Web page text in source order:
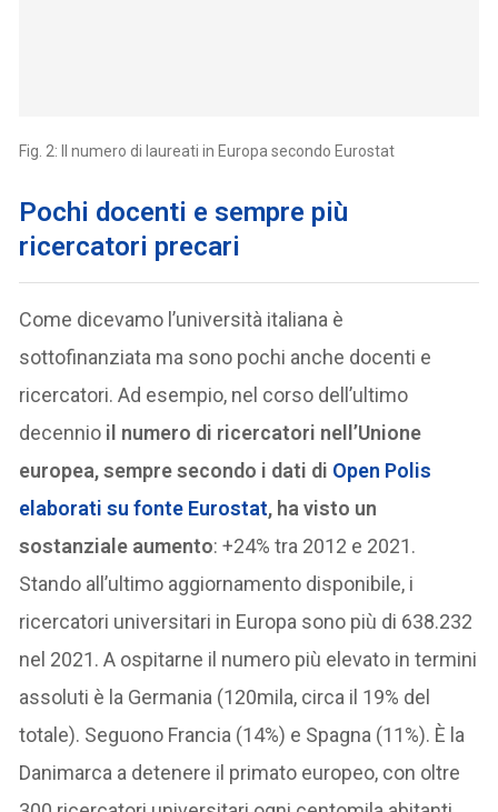
Fig. 2: Il numero di laureati in Europa secondo Eurostat
Pochi docenti e sempre più
ricercatori precari
Come dicevamo l’università italiana è
sottofinanziata ma sono pochi anche docenti e
ricercatori. Ad esempio, nel corso dell’ultimo
decennio il numero di ricercatori nell’Unione
europea, sempre secondo i dati di Open Polis
elaborati su fonte Eurostat, ha visto un
sostanziale aumento: +24% tra 2012 e 2021.
Stando all’ultimo aggiornamento disponibile, i
ricercatori universitari in Europa sono più di 638.232
nel 2021. A ospitarne il numero più elevato in termini
assoluti è la Germania (120mila, circa il 19% del
totale). Seguono Francia (14%) e Spagna (11%). È la
Danimarca a detenere il primato europeo, con oltre